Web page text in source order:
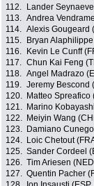
112.
Lander
113. Andrea
114. Alexis Gougeard
115.
Bryan
116.
Kevin Le Cunff
117. Chun Kai Feng
118. Angel Madrazo
119. Jeremy Bescond
120.
Matteo Spreafico
121.
Marino
122.
Meiyin Wang
123.
Damiano
124.
Loic Chetout
125. Sander Cordeel
126. Tim Ariesen
127. Quentin Pacher